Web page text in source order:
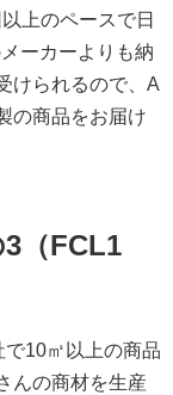
上のペースで日
ーカーよりも納
けられるので、A
の商品をお届け
（FCL1
10㎥以上の商品
んの商材を生産